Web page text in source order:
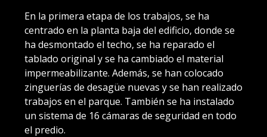
En la primera etapa de los trabajos, se ha
centrado en la planta baja del edificio, donde se
ha desmontado el techo, se ha reparado el
tablado original y se ha cambiado el material
impermeabilizante. Además, se han colocado
zinguerías de desagüe nuevas y se han realizado
trabajos en el parque. También se ha instalado
un sistema de 16 cámaras de seguridad en todo
el predio.